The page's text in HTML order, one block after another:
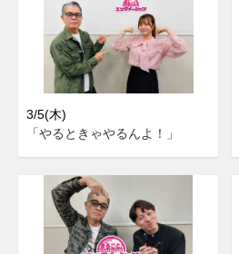
3/5(木)
「やるときゃやるんよ！」